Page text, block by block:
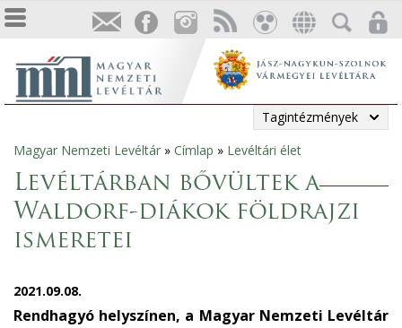
Tagintézmények
Jelenlegi
hely
Magyar Nemzeti Levéltár » Címlap » Levéltári élet
Levéltárban bővültek a
Waldorf-diákok földrajzi
ismeretei
2021.09.08.
Rendhagyó helyszínen, a Magyar Nemzeti Levéltár